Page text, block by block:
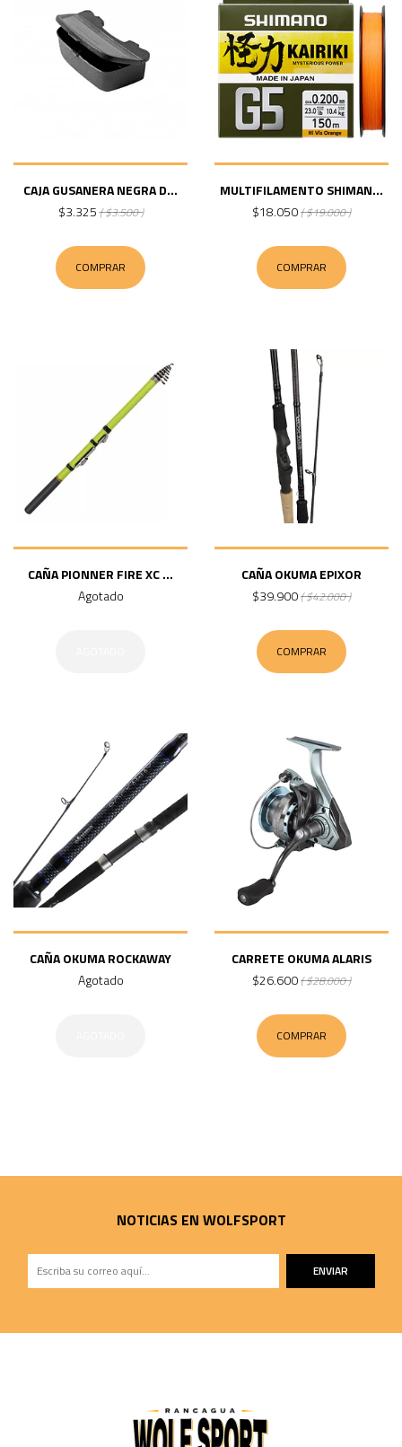
CAJA GUSANERA NEGRA D...
$3.325( $3.500 )
COMPRAR
MULTIFILAMENTO SHIMAN...
$18.050( $19.000 )
COMPRAR
CAÑA PIONNER FIRE XC ...
Agotado
CAÑA OKUMA EPIXOR
$39.900( $42.000 )
COMPRAR
CAÑA OKUMA ROCKAWAY
Agotado
CARRETE OKUMA ALARIS
$26.600( $28.000 )
COMPRAR
NOTICIAS EN WOLFSPORT
ENVIAR